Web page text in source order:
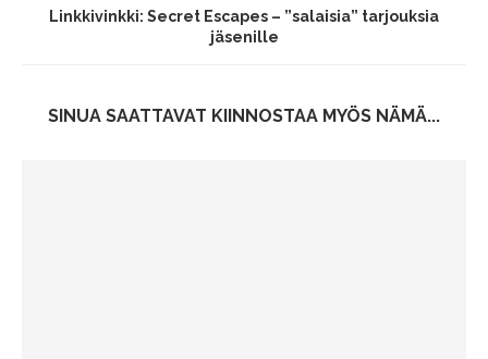
Linkkivinkki: Secret Escapes – ”salaisia” tarjouksia
jäsenille
SINUA SAATTAVAT KIINNOSTAA MYÖS NÄMÄ...